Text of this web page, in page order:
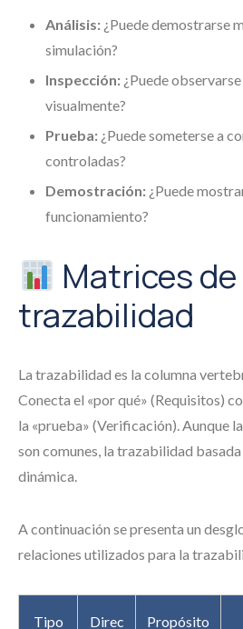
Análisis: ¿Puede demostrarse
simulación?
Inspección: ¿Puede
visualmente?
Prueba: ¿Puede someterse a
controladas?
Demostración: ¿Puede
funcionamiento?
Matrices de
trazabilidad
La trazabilidad es la columna
Conecta el «por qué» (Requisitos)
la «prueba» (Verificación). Aunque
son comunes, la trazabilidad basada
dinámica.
A continuación se presenta un
relaciones utilizados para la
Tipo
Direc
Propósito